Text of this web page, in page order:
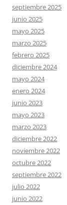
septiembre 2025
junio 2025
mayo 2025
marzo 2025
febrero 2025
diciembre 2024
mayo 2024
enero 2024
junio 2023
mayo 2023
marzo 2023
diciembre 2022
noviembre 2022
octubre 2022
septiembre 2022
julio 2022
junio 2022